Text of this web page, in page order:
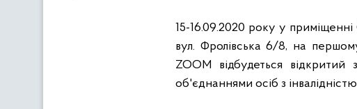
15-16.09.2020 року у приміщенні
вул. Фролівська 6/8, на
ZOOM відбудеться
об'єднаннями осіб з